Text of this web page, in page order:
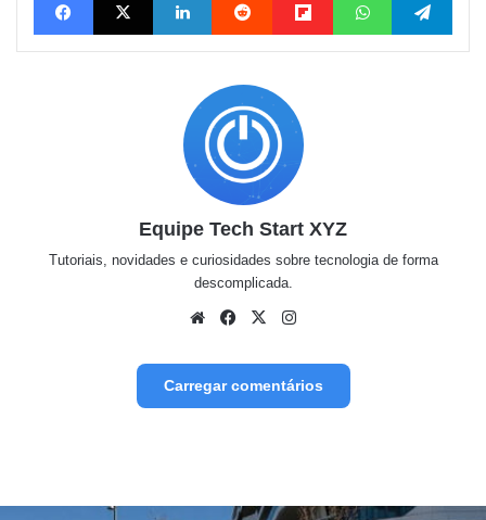
Equipe Tech Start XYZ
Tutoriais, novidades e curiosidades sobre tecnologia de forma
descomplicada.
WebsiteFacebook
X
Carregar comentários